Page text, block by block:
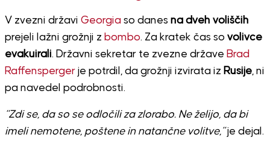
V zvezni državi Georgiaso danes na dveh voliščih
prejeli lažni grožnji z bombo. Za kratek čas so volivce
evakuirali. Državni sekretar te zvezne države Brad
Raffenspergerje potrdil, da grožnji izvirata iz Rusije, ni
pa navedel podrobnosti.
“Zdi se, da so se odločili za zlorabo. Ne želijo, da bi
imeli nemotene, poštene in natančne volitve,”je dejal.